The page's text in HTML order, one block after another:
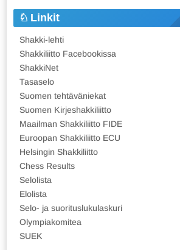
Linkit
Shakki-lehti
Shakkiliitto Facebookissa
ShakkiNet
Tasaselo
Suomen tehtäväniekat
Suomen Kirjeshakkiliitto
Maailman Shakkiliitto FIDE
Euroopan Shakkiliitto ECU
Helsingin Shakkiliitto
Chess Results
Selolista
Elolista
Selo- ja suorituslukulaskuri
Olympiakomitea
SUEK